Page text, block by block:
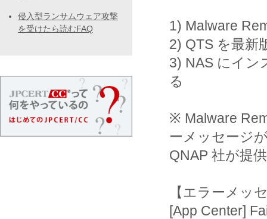
1) Malware
2) QTS を最新
3) NAS にイン
る
※ Malware
ーメッセージ
QNAP 社が提
【エラーメッ
[App Center]
侵入型ランサムウェア攻撃
を受けたら読むFAQ